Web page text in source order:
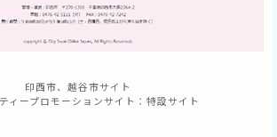
印西市、越谷市サイト
ィープロモーションサイト：特設サイト